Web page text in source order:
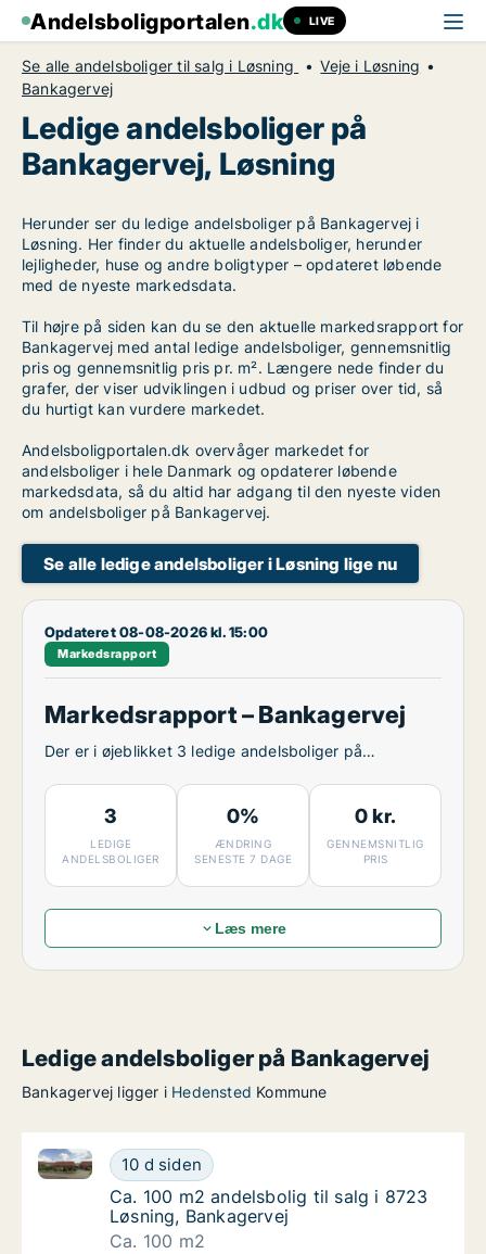
Andelsboligportalen.dk LIVE
Se alle andelsboliger til salg i Løsning
Veje i Løsning
Bankagervej
Ledige andelsboliger på
Bankagervej, Løsning
Herunder ser du ledige andelsboliger på Bankagervej i
Løsning. Her finder du aktuelle andelsboliger, herunder
lejligheder, huse og andre boligtyper – opdateret løbende
med de nyeste markedsdata.
Til højre på siden kan du se den aktuelle markedsrapport for
Bankagervej med antal ledige andelsboliger, gennemsnitlig
pris og gennemsnitlig pris pr. m². Længere nede finder du
grafer, der viser udviklingen i udbud og priser over tid, så
du hurtigt kan vurdere markedet.
Andelsboligportalen.dk overvåger markedet for
andelsboliger i hele Danmark og opdaterer løbende
markedsdata, så du altid har adgang til den nyeste viden
om andelsboliger på Bankagervej.
Se alle ledige andelsboliger i Løsning lige nu
Opdateret 08-08-2026 kl. 15:00
Markedsrapport
Markedsrapport – Bankagervej
Der er i øjeblikket 3 ledige andelsboliger på
3
LEDIGE
ANDELSBOLIGER
0%
ÆNDRING
SENESTE 7 DAGE
0 kr.
GENNEMSNITLIG
PRIS
Læs mere
Ledige andelsboliger på Bankagervej
Bankagervej ligger i Hedensted Kommune
Ca. 100 m2 andelsbolig til salg i 8723
10 d siden
Ca. 100 m2 andelsbolig til salg i 8723 Løsning,
Ca. 100 m2 andelsbolig til salg i 8723
Ca. 100 m2 andelsbolig til salg i 8723
Løsning, Bankagervej
Ca. 100 m2